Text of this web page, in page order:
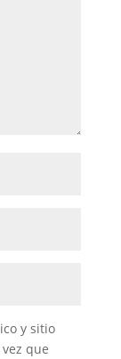
y sitio
que